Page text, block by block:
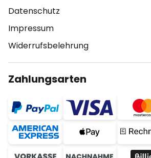
Datenschutz
Impressum
Widerrufsbelehrung
Zahlungsarten